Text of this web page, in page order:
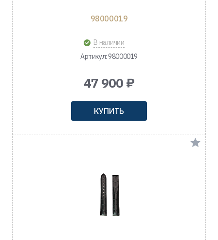
98000019
В наличии
Артикул: 98000019
47 900 ₽
КУПИТЬ